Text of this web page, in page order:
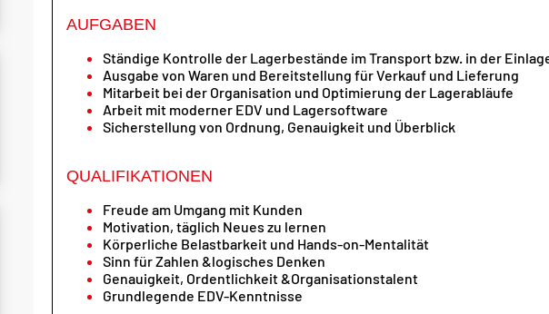
AUFGABEN
Ständige Kontrolle der Lagerbestände im Transport bzw. in der
Ausgabe von Waren und Bereitstellung für Verkauf und Lieferung
Mitarbeit bei der Organisation und Optimierung der Lagerabläufe
Arbeit mit moderner EDV und Lagersoftware
Sicherstellung von Ordnung, Genauigkeit und Überblick
QUALIFIKATIONEN
Freude am Umgang mit Kunden
Motivation, täglich Neues zu lernen
Körperliche Belastbarkeit und Hands-on-Mentalität
Sinn für Zahlen &logisches Denken
Genauigkeit, Ordentlichkeit &Organisationstalent
Grundlegende EDV-Kenntnisse